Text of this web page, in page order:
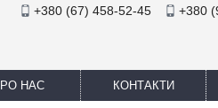
+380 (67) 458-52-45 +380
НАС КОНТАКТИ